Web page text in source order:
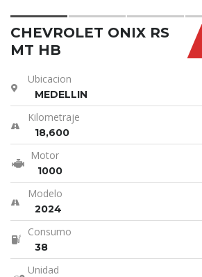
CHEVROLET ONIX RS
MT HB
Ubicacion
MEDELLIN
Kilometraje
18,600
Motor
1000
Modelo
2024
Consumo
38
Unidad